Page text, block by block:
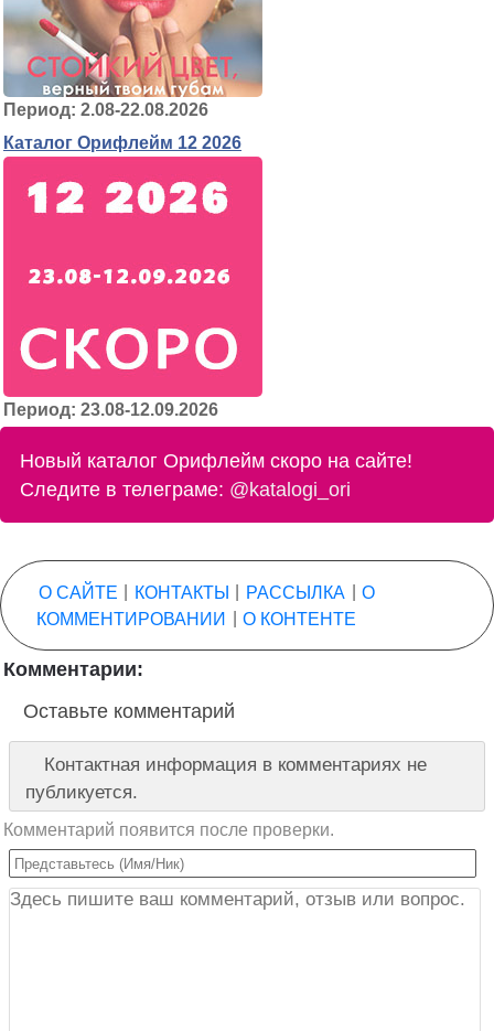
Период: 2.08-22.08.2026
Каталог Орифлейм 12 2026
Период: 23.08-12.09.2026
Новый каталог Орифлейм скоро на сайте!
Следите в телеграме: @katalogi_ori
О САЙТЕ КОНТАКТЫ РАССЫЛКА
О
КОММЕНТИРОВАНИИ
О КОНТЕНТЕ
Комментарии:
Оставьте комментарий
Контактная информация в комментариях не
публикуется.
Комментарий появится после проверки.